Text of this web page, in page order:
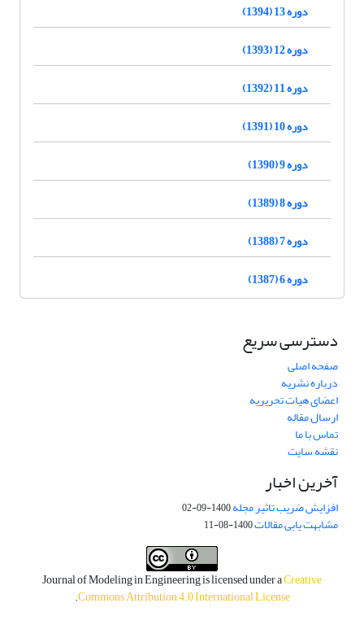
دوره 13 (1394)
دوره 12 (1393)
دوره 11 (1392)
دوره 10 (1391)
دوره 9 (1390)
دوره 8 (1389)
دوره 7 (1388)
دوره 6 (1387)
دسترسی سریع
صفحه اصلی
درباره نشریه
اعضای هیات تحریریه
ارسال مقاله
تماس با ما
نقشه سایت
آخرین اخبار
افزایش ضریب تاثیر مجله1400-09-02
مشابهت یابی مقالات1400-08-11
Journal of Modeling in Engineering is licensed under aCreative
Commons Attribution 4.0 International License
.